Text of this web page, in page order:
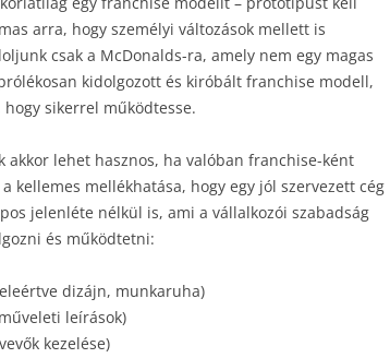
arra, hogy személyi változások mellett is
csak a McDonalds-ra, amely nem egy magas
kidolgozott és kiróbált franchise modell,
sikerrel működtesse.
akkor lehet hasznos, ha valóban franchise-ként
kellemes mellékhatása, hogy egy jól szervezett cég
jelenléte nélkül is, ami a vállalkozói szabadság
és működtetni:
dizájn, munkaruha)
leírások)
kezelése)